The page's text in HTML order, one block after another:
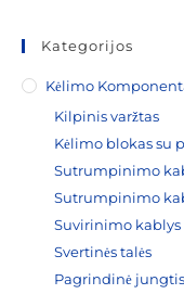
Kategorijos
Kėlimo
Kilpinis varžtas
Kėlimo blokas su
Sutrumpinimo
Sutrumpinimo
Suvirinimo kablys
Svertinės talės
Pagrindinė